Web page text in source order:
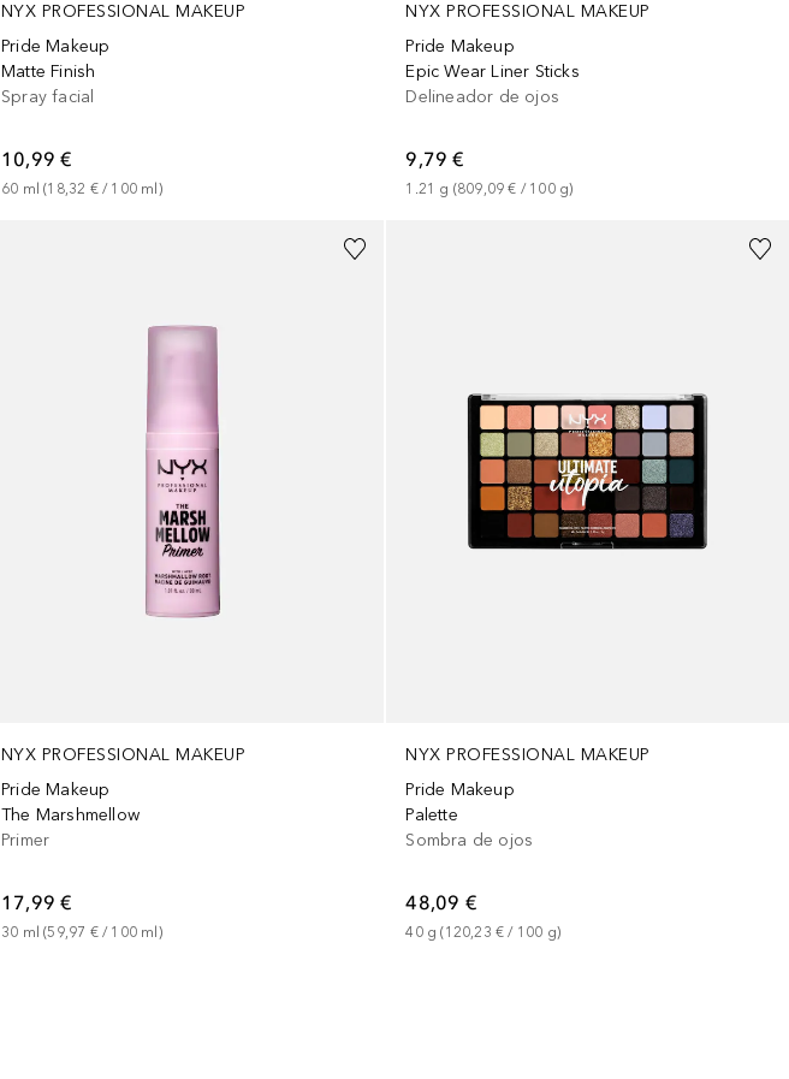
NYX PROFESSIONAL MAKEUP
Pride Makeup
Matte Finish
Spray facial
10,99 €
60 ml (18,32 € / 100 ml )
NYX PROFESSIONAL MAKEUP
Pride Makeup
Epic Wear Liner Sticks
Delineador de ojos
9,79 €
1.21 g (809,09 € / 100 g)
NYX PROFESSIONAL MAKEUP
Pride Makeup
The Marshmellow
Primer
17,99 €
30 ml (59,97 € / 100 ml )
NYX PROFESSIONAL MAKEUP
Pride Makeup
Palette
Sombra de ojos
48,09 €
40 g (120,23 € / 100 g)